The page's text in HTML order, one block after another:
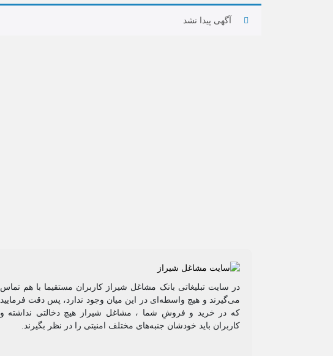
آگهی پیدا نشد
در سایت تبلیغاتی بانک مشاغل شیراز کاربران مستقیما با هم تماس
می‌گیرند و هیچ واسطه‌ای در این میان وجود ندارد، پس دقت فرمایید
که در خرید و فروشِ شما ، مشاغل شیراز هیچ دخالتی نداشته و
کاربران باید خودشان جنبه‌های مختلف امنیتی را در نظر بگیرند.